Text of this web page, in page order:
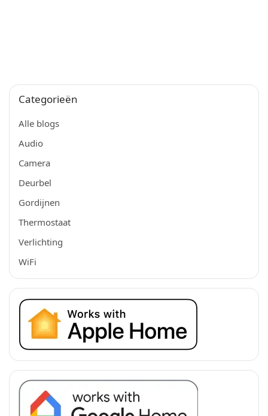
Categorieën
Alle blogs
Audio
Camera
Deurbel
Gordijnen
Thermostaat
Verlichting
WiFi